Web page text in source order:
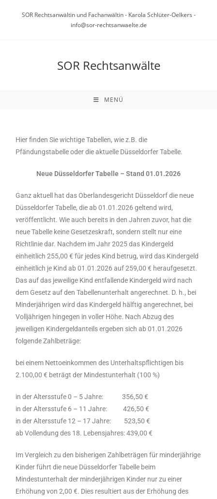
SOR Rechtsanwältin und Fachanwältin - Karola Schlüter-Oelkers -
info@sor-rechtsanwaelte.de
SOR Rechtsanwälte
MENÜ
Hier finden Sie wichtige Tabellen, wie z.B. die
Pfändungstabelle oder die aktuelle Düsseldorfer Tabelle.
Neue Düsseldorfer Tabelle – Stand 01.01.2026
Ganz aktuell hat das Oberlandesgericht Düsseldorf die neue
Düsseldorfer Tabelle, die ab 01.01.2026 geltend wird,
veröffentlicht. Wie auch bereits in den Jahren zuvor, hat die
neue Tabelle keine Gesetzeskraft, sondern stellt nur eine
Richtlinie dar. Nachdem im Jahr 2025 das Kindergeld
einheitlich 255,00 € für jedes Kind betrug, wird das Kindergeld
einheitlich je Kind ab 01.01.2026 auf 259,00 € heraufgesetzt.
Das auf das jeweilige Kind entfallende Kindergeld wird nach
dem Gesetz auf den Tabellenunterhalt angerechnet. D. h., bei
Minderjährigen wird das Kindergeld hälftig angerechnet, bei
Volljährigen hingegen in voller Höhe. Nach Abzug des
jeweiligen Kindergeldanteils ergeben sich ab 01.01.2026
folgende Zahlbeträge:
bei einem Nettoeinkommen des Unterhaltspflichtigen bis
2.100,00 € beträgt der Mindestunterhalt (100 %)
in der Altersstufe 0 – 5 Jahre: 356,50 €
in der Altersstufe 6 – 11 Jahre: 426,50 €
in der Altersstufe 12 – 17 Jahre: 523,50 €
ab Vollendung des 18. Lebensjahres: 439,00 €
Im Vergleich zu den bisherigen Zahlbeträgen für minderjährige
Kinder führt die neue Düsseldorfer Tabelle beim
Mindestunterhalt der minderjährigen Kinder nur zu einer
Erhöhung von 2,00 €. Dies resultiert aus der Erhöhung des